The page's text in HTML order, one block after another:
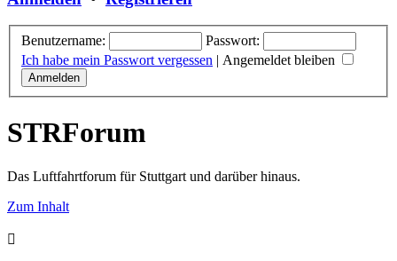
Benutzername:
Passwort:
Ich habe mein Passwort vergessen | Angemeldet bleiben
STRForum
Das Luftfahrtforum für Stuttgart und darüber hinaus.
Zum Inhalt